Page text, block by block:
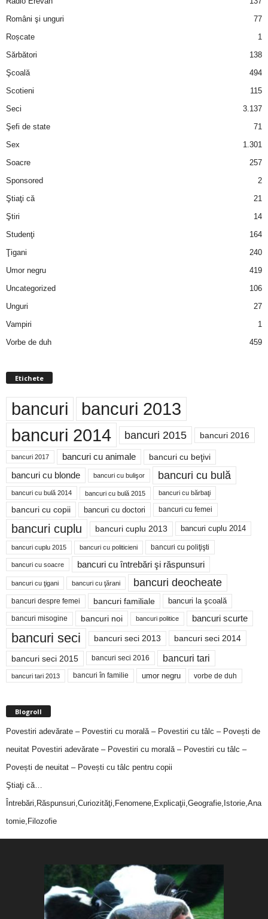
Români şi unguri
77
Roșcate
1
Sărbători
138
Şcoală
494
Scotieni
115
Seci
3.137
Şefi de state
71
Sex
1.301
Soacre
257
Sponsored
2
Ştiaţi că
21
Ştiri
14
Studenţi
164
Ţigani
240
Umor negru
419
Uncategorized
106
Unguri
27
Vampiri
1
Vorbe de duh
459
Etichete
bancuri bancuri 2013
bancuri 2014 bancuri 2015 bancuri 2016
bancuri 2017 bancuri cu animale bancuri cu beţivi
bancuri cu blonde bancuri cu bulişor bancuri cu bulă
bancuri cu bulă 2014 bancuri cu bulă 2015 bancuri cu bărbaţi
bancuri cu copii bancuri cu doctori bancuri cu femei
bancuri cuplu bancuri cuplu 2013 bancuri cuplu 2014
bancuri cuplu 2015 bancuri cu politicieni bancuri cu poliţişti
bancuri cu soacre bancuri cu întrebări şi răspunsuri
bancuri cu ţigani bancuri cu ţărani bancuri deocheate
bancuri despre femei bancuri familiale bancuri la şcoală
bancuri misogine bancuri noi bancuri politice bancuri scurte
bancuri seci bancuri seci 2013 bancuri seci 2014
bancuri seci 2015 bancuri seci 2016 bancuri tari
bancuri tari 2013 bancuri în familie umor negru vorbe de duh
Blogroll
Povestiri adevărate – Povestiri cu morală – Povestiri cu tâlc – Povești de
neuitat Povestiri adevărate – Povestiri cu morală – Povestiri cu tâlc –
Povești de neuitat – Povești cu tâlc pentru copii
Ştiaţi că…
Întrebări,Răspunsuri,Curiozităţi,Fenomene,Explicaţii,Geografie,Istorie,Ana
tomie,Filozofie